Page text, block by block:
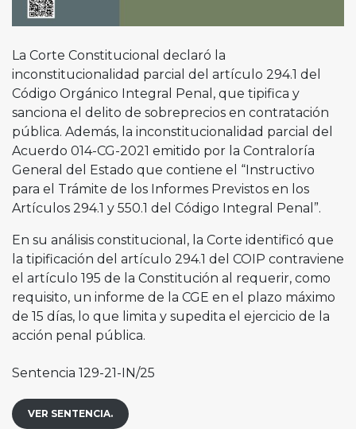
La Corte Constitucional declaró la
inconstitucionalidad parcial del artículo 294.1 del
Código Orgánico Integral Penal, que tipifica y
sanciona el delito de sobreprecios en contratación
pública. Además, la inconstitucionalidad parcial del
Acuerdo 014-CG-2021 emitido por la Contraloría
General del Estado que contiene el “Instructivo
para el Trámite de los Informes Previstos en los
Artículos 294.1 y 550.1 del Código Integral Penal”.
En su análisis constitucional, la Corte identificó que
la tipificación del artículo 294.1 del COIP contraviene
el artículo 195 de la Constitución al requerir, como
requisito, un informe de la CGE en el plazo máximo
de 15 días, lo que limita y supedita el ejercicio de la
acción penal pública.
Sentencia 129-21-IN/25
VER SENTENCIA.